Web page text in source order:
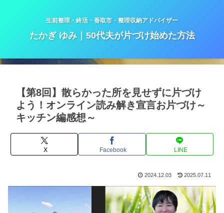
生前整理・終活・香取市・整理収納アドバイザー
たかぎ ゆみ｜50代夫が片づけ始めた方法
【第8回】散らかった所を見せずに片づけ
よう！オンライン読み解き宣言お片づけ～
キッチン編感想～
X Facebook LINE
2024.12.03 2025.07.11